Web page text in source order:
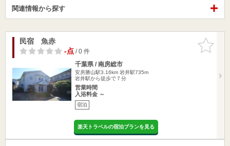
関連情報から探す
お気に入
りに追加
民宿 魚赤
-点/ 0 件
千葉県 / 南房総市
安房勝山駅3.16km 岩井駅735m
岩井駅から徒歩で７分
営業時間
入浴料金 ～
宿泊
楽天トラベルの宿泊プランを見る